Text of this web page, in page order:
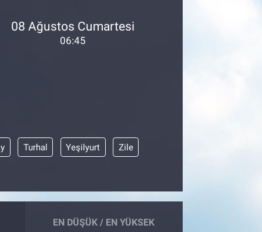
08 Ağustos Cumartesi
06:45
Turhal Yeşilyurt Zile
EN DÜŞÜK / EN YÜKSEK